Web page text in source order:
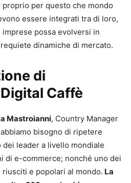
proprio per questo che mondo
essere integrati tra di loro,
possa evolversi in
dinamiche di mercato.
di
Caffè
Mastroianni, Country Manager
bisogno di ripetere
leader a livello mondiale
di e-commerce; nonché uno dei
e popolari al mondo. La